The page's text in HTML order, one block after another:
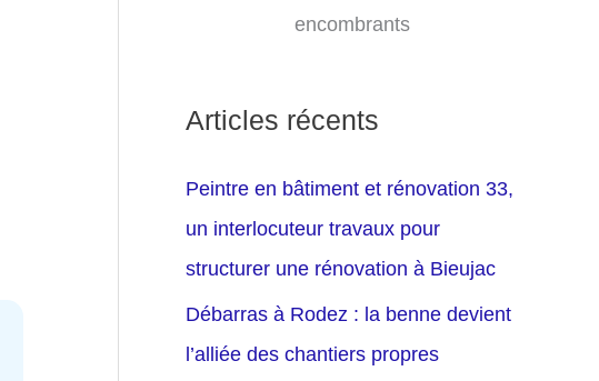
encombrants
Articles récents
Peintre en bâtiment et rénovation 33,
un interlocuteur travaux pour
structurer une rénovation à Bieujac
Débarras à Rodez : la benne devient
l’alliée des chantiers propres